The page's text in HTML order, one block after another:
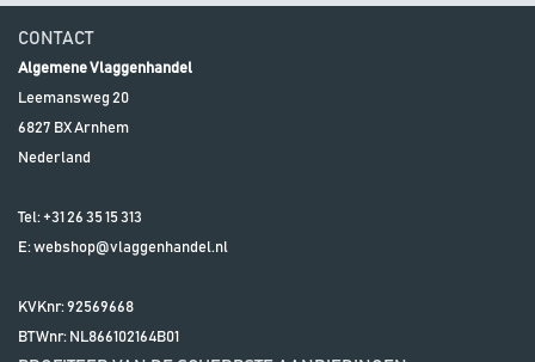
CONTACT
Algemene Vlaggenhandel
Leemansweg 20
6827 BXArnhem
Nederland
Tel: +31 26 35 15 313
E:webshop@vlaggenhandel.nl
KVKnr: 92569668
BTWnr: NL866102164B01